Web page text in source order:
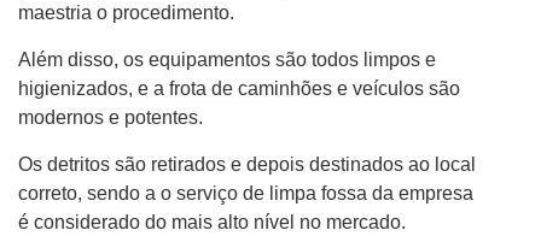
maestria o procedimento.
Além disso, os equipamentos são todos limpos e
higienizados, e a frota de caminhões e veículos são
modernos e potentes.
Os detritos são retirados e depois destinados ao local
correto, sendo a o serviço de limpa fossa da empresa
é considerado do mais alto nível no mercado.